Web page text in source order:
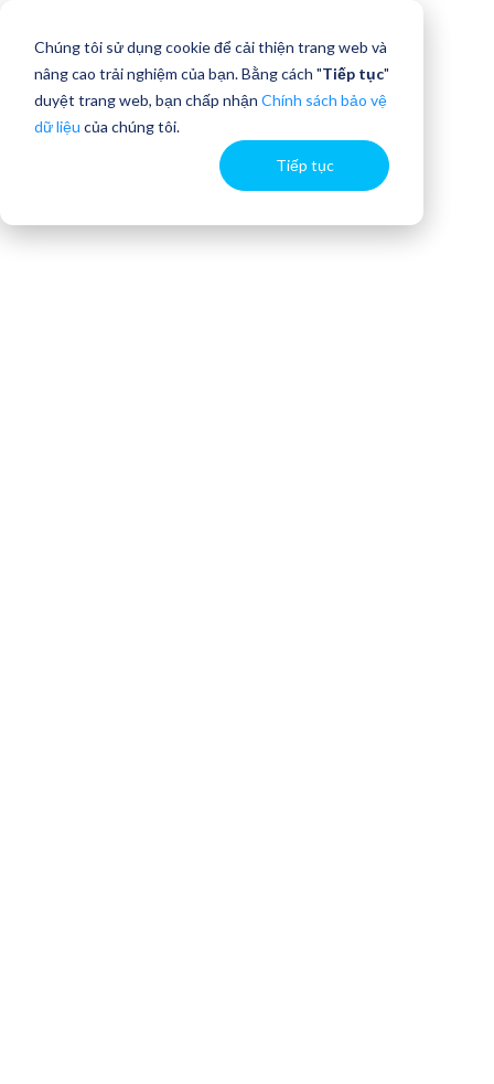
Chúng tôi sử dụng cookie để cải thiện trang web và
nâng cao trải nghiệm của bạn. Bằng cách "Tiếp tục"
duyệt trang web, bạn chấp nhận Chính sách bảo vệ
dữ liệu của chúng tôi.
Tiếp tục